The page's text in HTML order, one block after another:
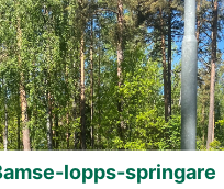
lopps-springare